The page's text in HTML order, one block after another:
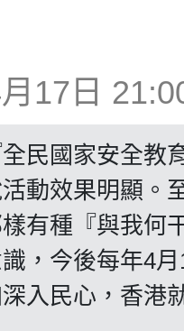
17日
民國家安全教
動效果明顯。
有種『與我何
，今後每年4
入民心，香港